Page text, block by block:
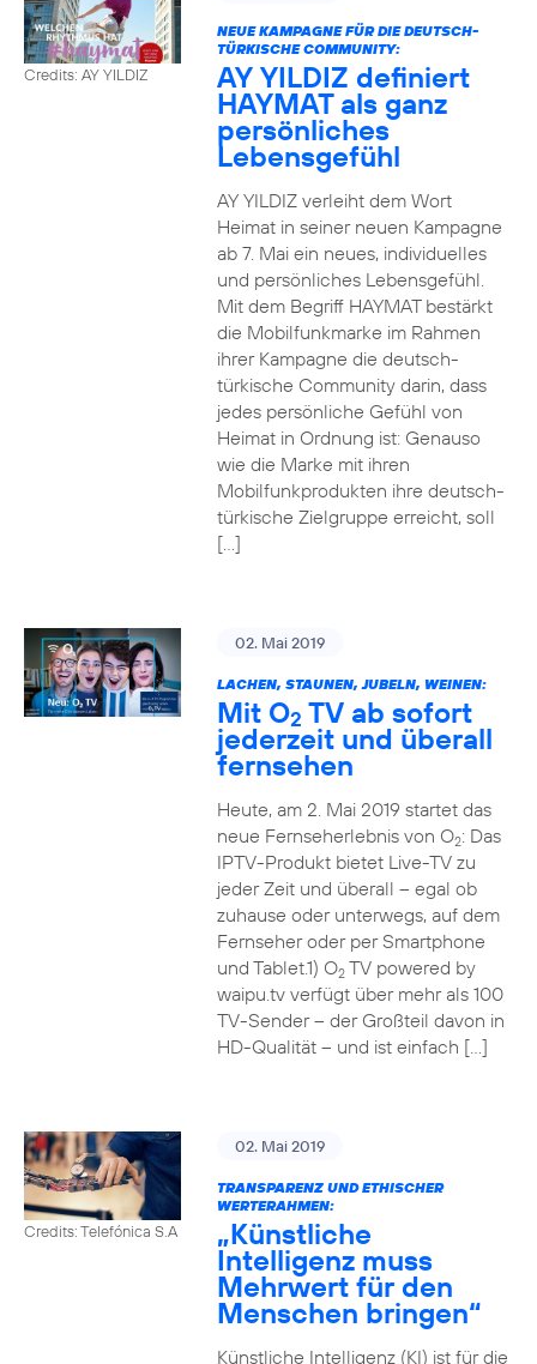
Credits: AY YILDIZ
NEUE KAMPAGNE FÜR DIE DEUTSCH-
TÜRKISCHE COMMUNITY:
AY YILDIZ definiert
HAYMAT als ganz
persönliches
Lebensgefühl
AY YILDIZ verleiht dem Wort
Heimat in seiner neuen Kampagne
ab 7. Mai ein neues, individuelles
und persönliches Lebensgefühl.
Mit dem Begriff HAYMAT bestärkt
die Mobilfunkmarke im Rahmen
ihrer Kampagne die deutsch-
türkische Community darin, dass
jedes persönliche Gefühl von
Heimat in Ordnung ist: Genauso
wie die Marke mit ihren
Mobilfunkprodukten ihre deutsch-
türkische Zielgruppe erreicht, soll
[…]
02. Mai 2019
LACHEN, STAUNEN, JUBELN, WEINEN:
Mit O2 TV ab sofort
jederzeit und überall
fernsehen
Heute, am 2. Mai 2019 startet das
neue Fernseherlebnis von O2: Das
IPTV-Produkt bietet Live-TV zu
jeder Zeit und überall – egal ob
zuhause oder unterwegs, auf dem
Fernseher oder per Smartphone
und Tablet.1) O2TV powered by
waipu.tv verfügt über mehr als 100
TV-Sender – der Großteil davon in
HD-Qualität – und ist einfach […]
Credits: Telefónica S.A
02. Mai 2019
TRANSPARENZ UND ETHISCHER
WERTERAHMEN:
„Künstliche
Intelligenz muss
Mehrwert für den
Menschen bringen“
Künstliche Intelligenz (KI) ist für die